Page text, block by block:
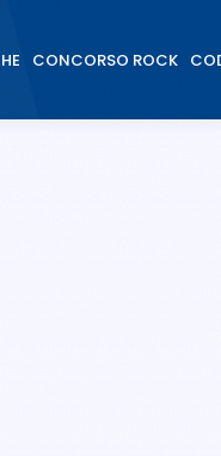
CONCORSO ROCK
CONCORSO ROCK